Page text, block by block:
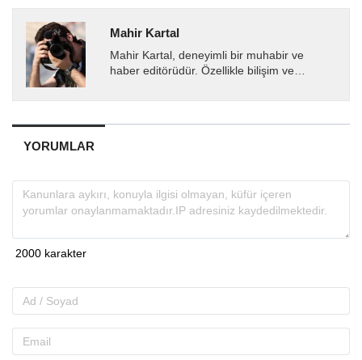
Mahir Kartal
Mahir Kartal, deneyimli bir muhabir ve
haber editörüdür. Özellikle bilişim ve
gelişmeleri okuyuculara...
YORUMLAR